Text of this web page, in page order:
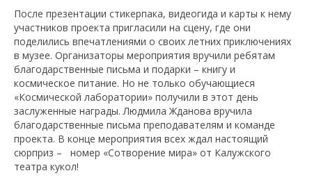
После презентации стикерпака, видеогида и карты к нему
участников проекта пригласили на сцену, где они
поделились впечатлениями о своих летних приключениях
в музее. Организаторы мероприятия вручили ребятам
благодарственные письма и подарки – книгу и
космическое питание. Но не только обучающиеся
«Космической лаборатории» получили в этот день
заслуженные награды. Людмила Жданова вручила
благодарственные письма преподавателям и команде
проекта. В конце мероприятия всех ждал настоящий
сюрприз – номер «Сотворение мира» от Калужского
театра кукол!